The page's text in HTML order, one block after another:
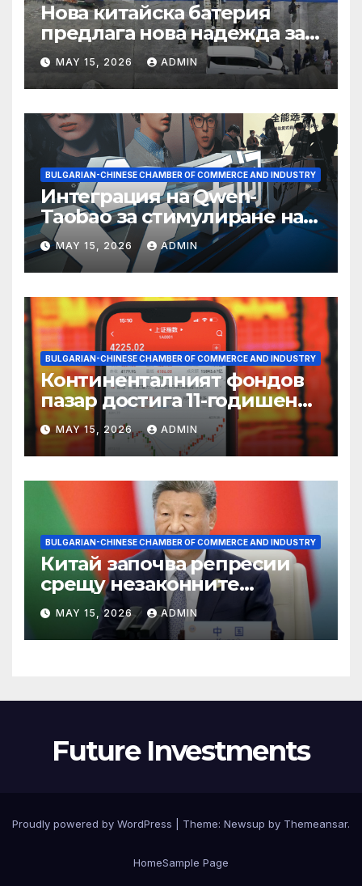
Нова китайска батерия
предлага нова надежда за
съхранение на водород
MAY 15, 2026 ADMIN
BULGARIAN-CHINESE CHAMBER OF COMMERCE AND INDUSTRY
Интеграция на Qwen-
Taobao за стимулиране на
пазаруването 618
MAY 15, 2026 ADMIN
BULGARIAN-CHINESE CHAMBER OF COMMERCE AND INDUSTRY
Континенталният фондов
пазар достига 11-годишен
връх
MAY 15, 2026 ADMIN
BULGARIAN-CHINESE CHAMBER OF COMMERCE AND INDUSTRY
Китай започва репресии
срещу незаконните
практики в сектора на TCM
MAY 15, 2026 ADMIN
Future Investments
Proudly powered by WordPress Theme: Newsup by Themeansar.
HomeSample Page